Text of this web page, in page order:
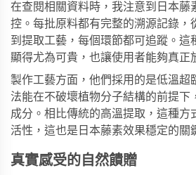
在查閱相關資料時，我注意到日本藤
控。每批原料都有完整的溯源記錄，
到提取工藝，每個環節都可追蹤。這
顯得尤為可貴，也讓使用者能夠真正
製作工藝方面，他們採用的是低溫超
法能在不破壞植物分子結構的前提下
成分。相比傳統的高溫提取，這種方
活性，這也是日本藤素效果穩定的關
真實感受的自然饋贈